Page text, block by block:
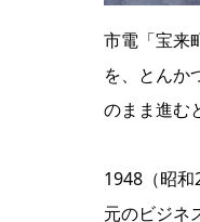
市電「宝来
を、とんか
のまま進む
1948（昭
元のビジネ